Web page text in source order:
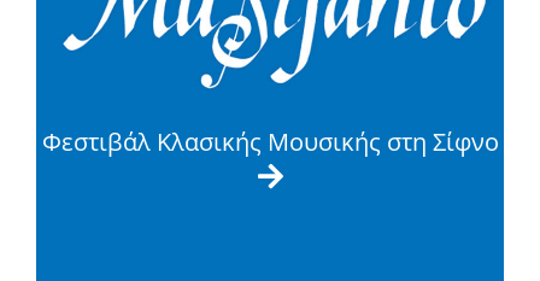
Φεστιβάλ Κλασικής Μουσικής στη Σίφνο
